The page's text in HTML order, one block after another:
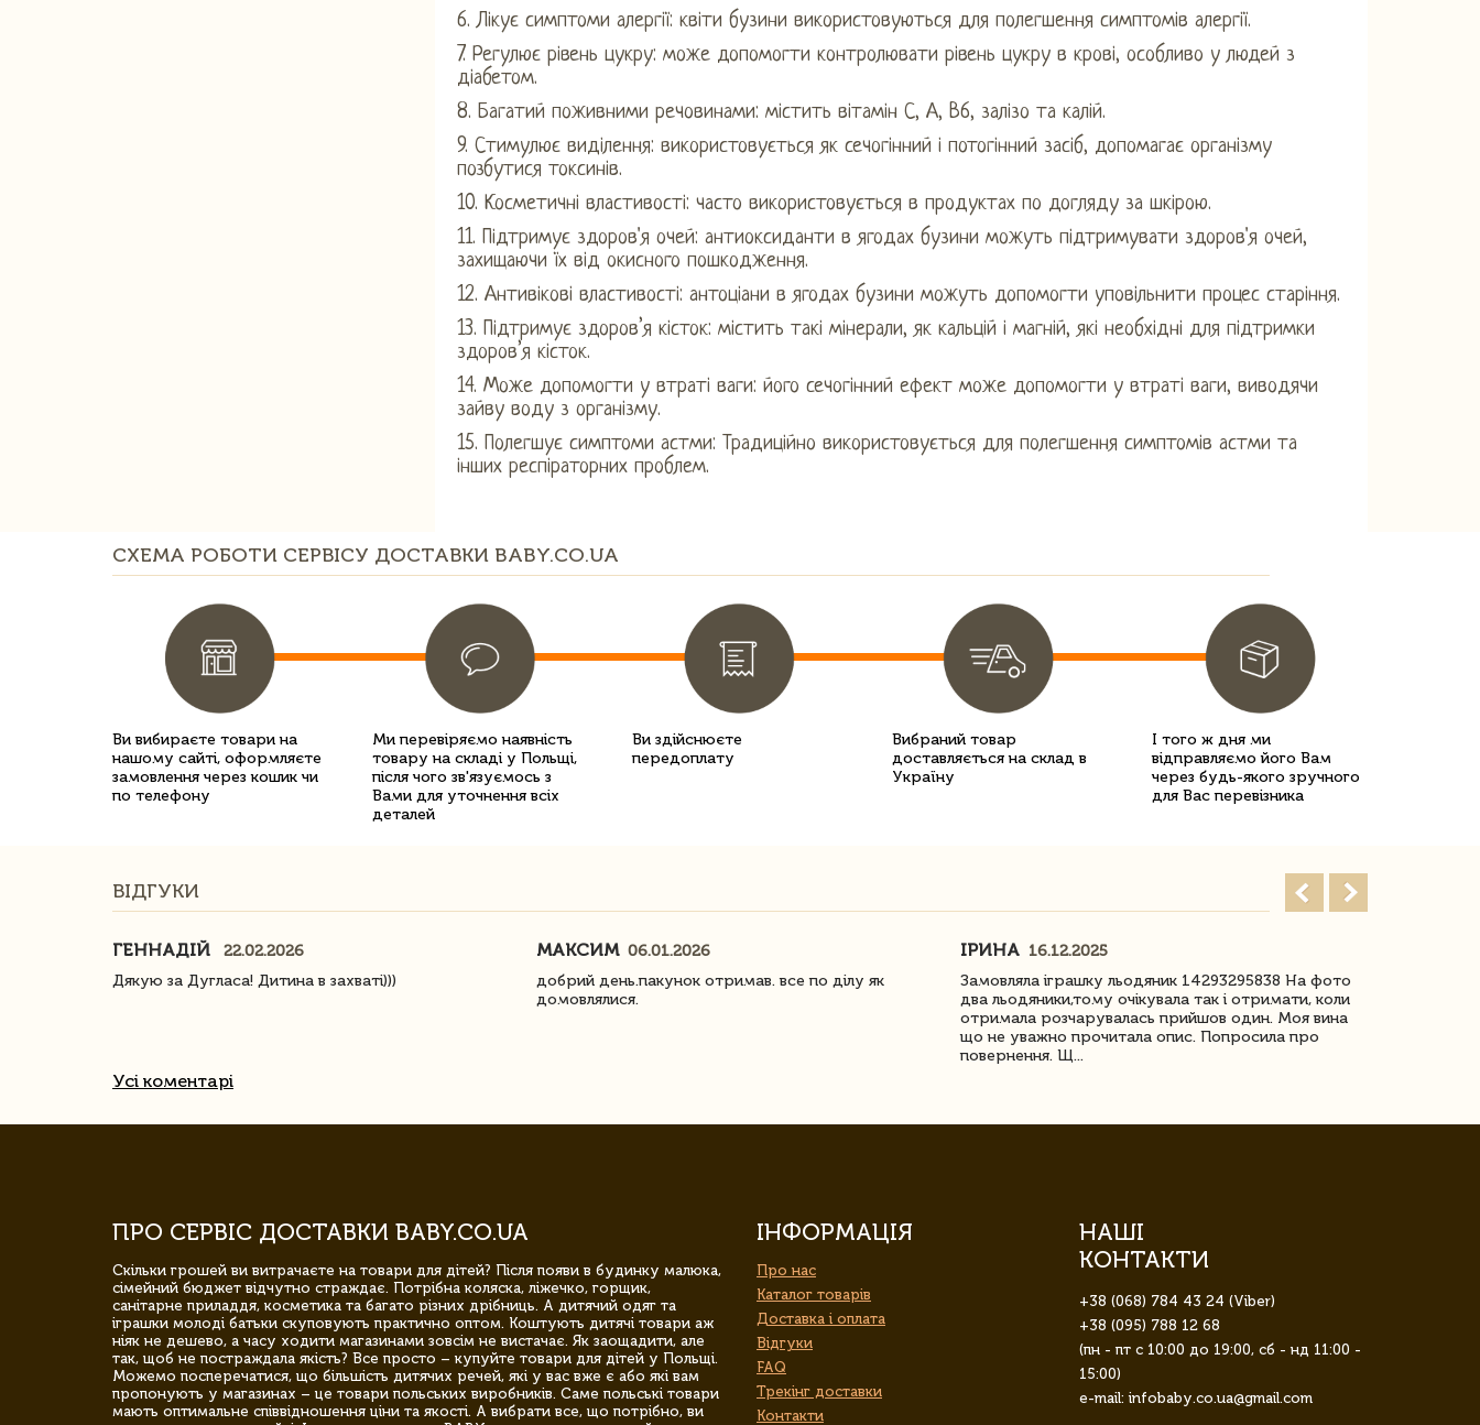
6. Лікує симптоми алергії: квіти бузини використовуються для полегшення симптомів алергії.
7. Регулює рівень цукру: може допомогти контролювати рівень цукру в крові, особливо у людей з
діабетом.
8. Багатий поживними речовинами: містить вітамін С, А, В6, залізо та калій.
9. Стимулює виділення: використовується як сечогінний і потогінний засіб, допомагає організму
позбутися токсинів.
10. Косметичні властивості: часто використовується в продуктах по догляду за шкірою.
11. Підтримує здоров'я очей: антиоксиданти в ягодах бузини можуть підтримувати здоров'я очей,
захищаючи їх від окисного пошкодження.
12. Антивікові властивості: антоціани в ягодах бузини можуть допомогти уповільнити процес старіння.
13. Підтримує здоров’я кісток: містить такі мінерали, як кальцій і магній, які необхідні для підтримки
здоров’я кісток.
14. Може допомогти у втраті ваги: ​​його сечогінний ефект може допомогти у втраті ваги, виводячи
зайву воду з організму.
15. Полегшує симптоми астми: Традиційно використовується для полегшення симптомів астми та
інших респіраторних проблем.
СХЕМА РОБОТИ СЕРВІСУ ДОСТАВКИ BABY.CO.UA
Ви вибираєте товари на
нашому сайті, оформляєте
замовлення через кошик чи
по телефону
Ми перевіряємо наявність
товару на складі у Польщі,
після чого зв'язуємось з
Вами для уточнення всіх
деталей
Ви здійснюєте
передоплату
Вибраний товар
доставляється на склад в
Україну
І того ж дня ми
відправляємо його Вам
через будь-якого зручного
для Вас перевізника
ВІДГУКИ
ГЕННАДІЙ
22.02.2026
Дякую за Дугласа! Дитина в захваті)))
МАКСИМ 06.01.2026
добрий день.пакунок отримав. все по ділу як
домовлялися.
ІРИНА 16.12.2025
Замовляла іграшку льодяник 14293295838 На фото
два льодяники,тому очікувала так і отримати, коли
отримала розчарувалась прийшов один. Моя вина
що не уважно прочитала опис. Попросила про
повернення. Щ...
Усі коментарі
ПРО СЕРВІС ДОСТАВКИ BABY.CO.UA
Скільки грошей ви витрачаєте на товари для дітей? Після появи в будинку малюка,
сімейний бюджет відчутно страждає. Потрібна коляска, ліжечко, горщик,
санітарне приладдя, косметика та багато різних дрібниць. А дитячий одяг та
іграшки молоді батьки скуповують практично оптом. Коштують дитячі товари аж
ніяк не дешево, а часу ходити магазинами зовсім не вистачає. Як заощадити, але
так, щоб не постраждала якість? Все просто – купуйте товари для дітей у Польщі.
Можемо посперечатися, що більшість дитячих речей, які у вас вже є або які вам
пропонують у магазинах – це товари польських виробників. Саме польські товари
мають оптимальне співвідношення ціни та якості. А вибрати все, що потрібно, ви
ІНФОРМАЦІЯ
Про нас
Каталог товарів
Доставка і оплата
Відгуки
FAQ
Трекінг доставки
Контакти
НАШІ
КОНТАКТИ
+38 (068) 784 43 24 (Viber)
+38 (095) 788 12 68
(пн - пт с 10:00 до 19:00, сб - нд 11:00 -
15:00)
e-mail: infobaby.co.ua@gmail.com